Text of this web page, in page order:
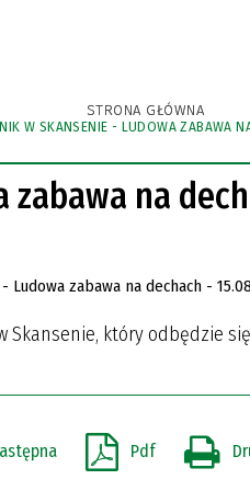
STRONA GŁÓWNA
URZĘDU
PUBLICZNE
BIBLIOTEKA PUBLICZNA
BIBLIOTEKA PUBLICZNA
EWIDENCJA ZABYTKÓW
I TRASY
FOLDERY
W SKANSENIE - LUDOWA ZABAWA
na
który odbędzie
Pdf